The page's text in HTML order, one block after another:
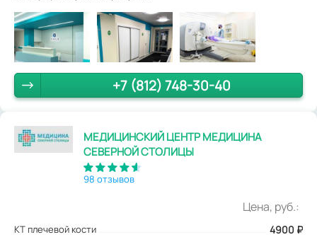
+7 (812) 748-30-40
МЕДИЦИНСКИЙ ЦЕНТР МЕДИЦИНА
СЕВЕРНОЙ СТОЛИЦЫ
98 отзывов
Цена, руб.:
КТ плечевой кости 4900 ₽